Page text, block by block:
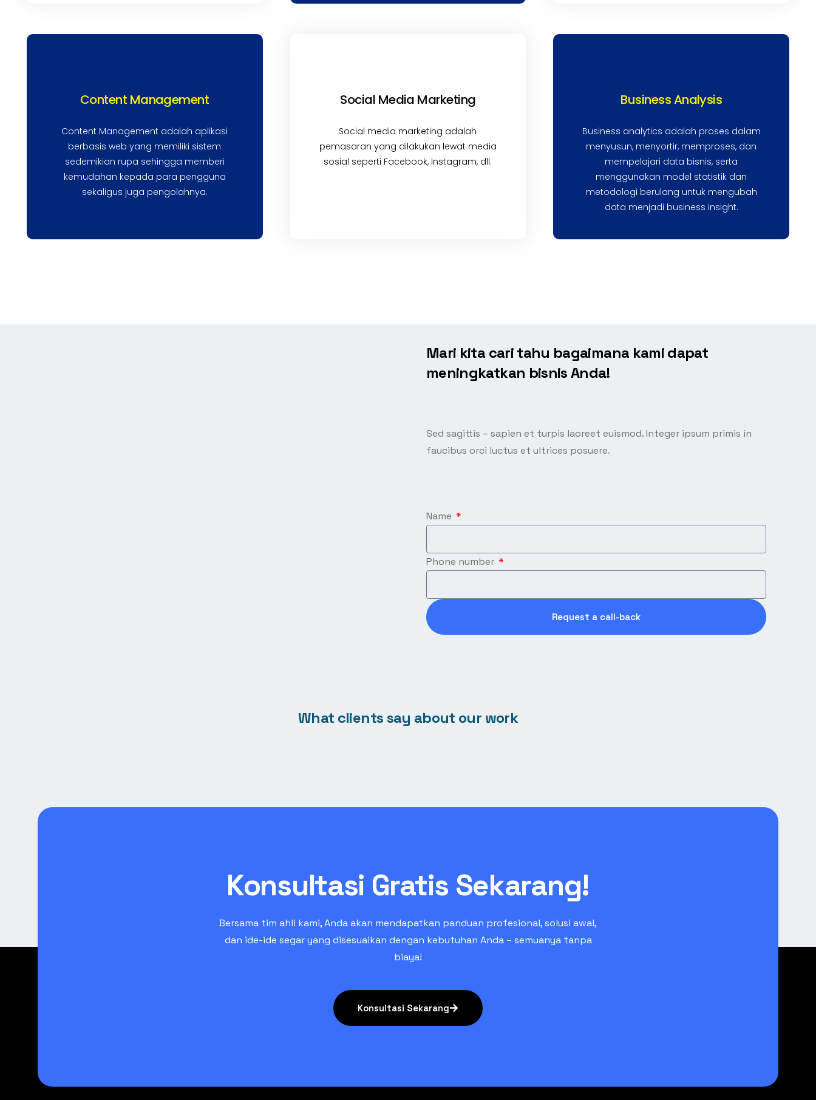
Content Management
Content Management adalah aplikasi
berbasis web yang memiliki sistem
sedemikian rupa sehingga memberi
kemudahan kepada para pengguna
sekaligus juga pengolahnya.
Social Media Marketing
Social media marketing adalah
pemasaran yang dilakukan lewat media
sosial seperti Facebook, Instagram, dll.
Business Analysis
Business analytics adalah proses dalam
menyusun, menyortir, memproses, dan
mempelajari data bisnis, serta
menggunakan model statistik dan
metodologi berulang untuk mengubah
data menjadi business insight.
Mari kita cari tahu bagaimana kami dapat
meningkatkan bisnis Anda!
Sed sagittis – sapien et turpis laoreet euismod. Integer ipsum primis in
faucibus orci luctus et ultrices posuere.
Name
Phone number
Request a call-back
What clients say about our work
Konsultasi Gratis Sekarang!
Bersama tim ahli kami, Anda akan mendapatkan panduan profesional, solusi awal,
dan ide-ide segar yang disesuaikan dengan kebutuhan Anda – semuanya tanpa
biaya!
Konsultasi Sekarang